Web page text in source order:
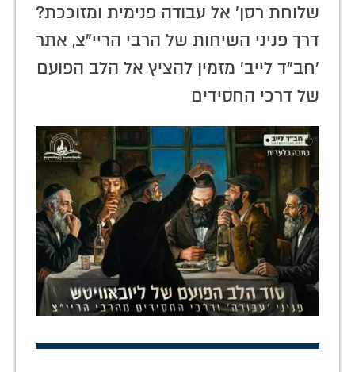
שלוחת רסן' אל עבודה פנימית ומזוככת?
דרך פניני השיחות של הרבי הריי"צ, אתר
'חב"ד לייב' מזמין להציץ אל הלב הפועם
של דרכי החסידים